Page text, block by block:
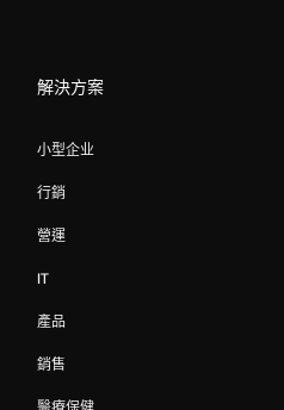
解決方案
小型企业
行銷
營運
IT
產品
銷售
醫療保健